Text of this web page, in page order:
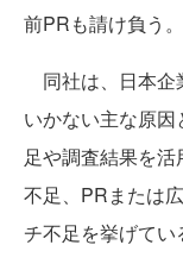
前PRも請け負う。
同社は、日本企
いかない主な原
足や調査結果を
不足、PRまたは
チ不足を挙げてい